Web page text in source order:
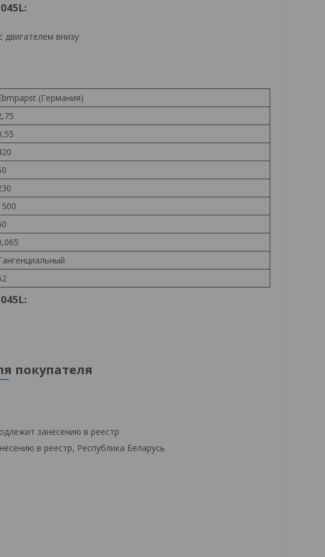
внизу
(Германия)
покупателя
занесению в реестр
в реестр, Республика Беларусь